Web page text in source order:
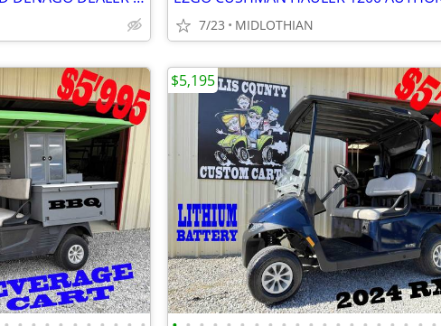
7/23 MIDLOTHIAN
$5,195